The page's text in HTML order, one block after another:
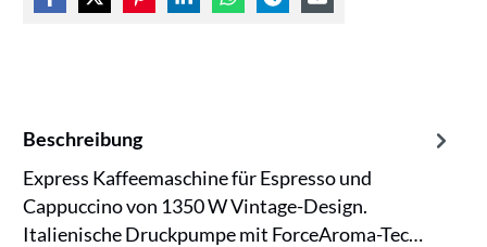
Beschreibung
Express Kaffeemaschine für Espresso und
Cappuccino von 1350 W Vintage-Design.
Italienische Druckpumpe mit ForceAroma-Tec…